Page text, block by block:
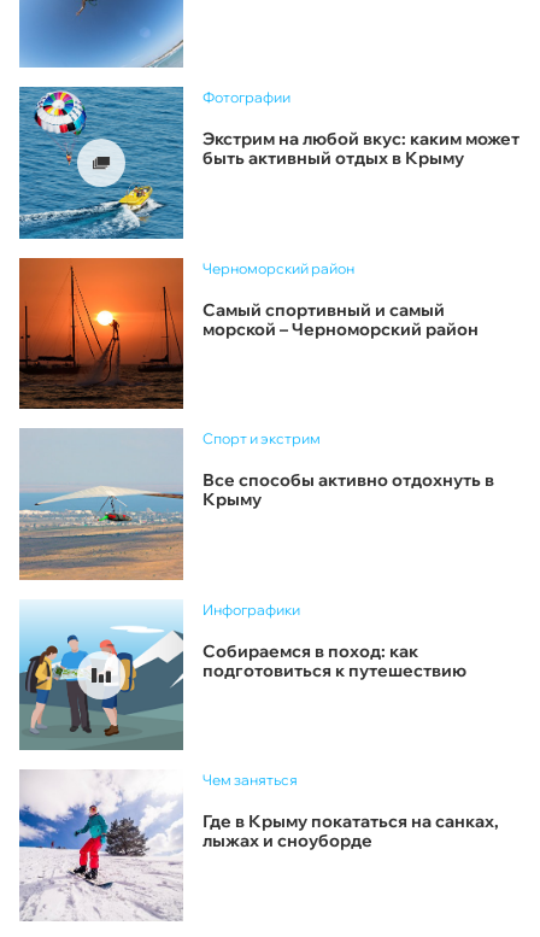
Фотографии
Экстрим на любой вкус: каким может
быть активный отдых в Крыму
Черноморский район
Самый спортивный и самый
морской – Черноморский район
Спорт и экстрим
Все способы активно отдохнуть в
Крыму
Инфографики
Собираемся в поход: как
подготовиться к путешествию
Чем заняться
Где в Крыму покататься на санках,
лыжах и сноуборде